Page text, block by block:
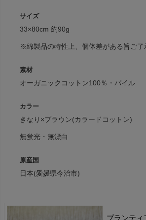
サイズ
33×80cm 約90g
※綿製品の特性上、個体差がある旨ご了
素材
オーガニックコットン100％・パイル
カラー
きなり×ブラウン(カラードコットン)
無蛍光・無漂白
原産国
日本(愛媛県今治市)
プランティ